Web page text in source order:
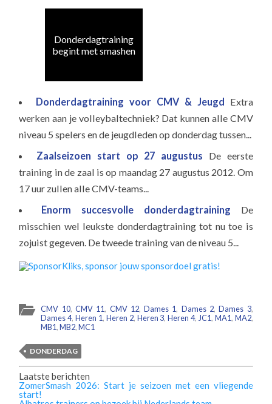
Donderdagtraining
begint met smashen
Donderdagtraining voor CMV & Jeugd Extra
werken aan je volleybaltechniek? Dat kunnen alle CMV
niveau 5 spelers en de jeugdleden op donderdag tussen...
Zaalseizoen start op 27 augustus De eerste
training in de zaal is op maandag 27 augustus 2012. Om
17 uur zullen alle CMV-teams...
Enorm succesvolle donderdagtraining De
misschien wel leukste donderdagtraining tot nu toe is
zojuist gegeven. De tweede training van de niveau 5...
CMV 10, CMV 11, CMV 12,Dames 1, Dames 2,Dames 3,
Dames 4,Heren 1, Heren 2, Heren 3,Heren 4, JC1, MA1, MA2,
MB1,MB2,MC1
DONDERDAG
Laatste berichten
ZomerSmash 2026: Start je seizoen met een vliegende
start!